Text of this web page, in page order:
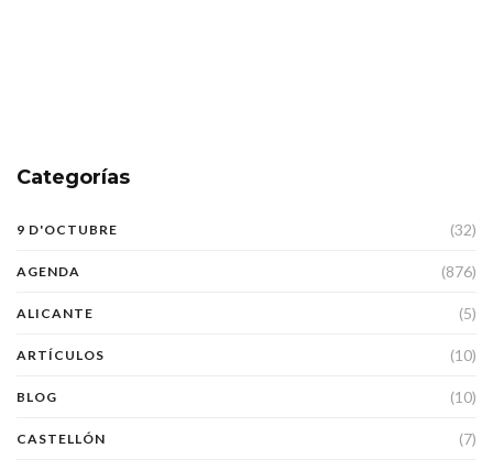
Categorías
9 D'OCTUBRE (32)
AGENDA (876)
ALICANTE (5)
ARTÍCULOS (10)
BLOG (10)
CASTELLÓN (7)